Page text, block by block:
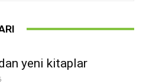
yeni kitaplar